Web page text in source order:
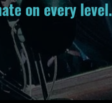
on every level.